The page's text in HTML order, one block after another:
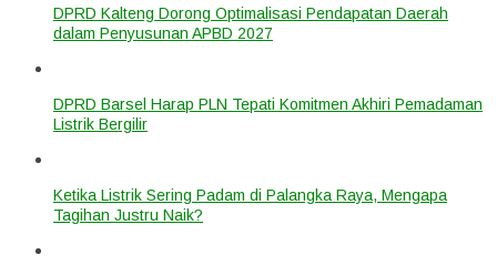
DPRD Kalteng Dorong Optimalisasi Pendapatan Daerah
dalam Penyusunan APBD 2027
DPRD Barsel Harap PLN Tepati Komitmen Akhiri Pemadaman
Listrik Bergilir
Ketika Listrik Sering Padam di Palangka Raya, Mengapa
Tagihan Justru Naik?